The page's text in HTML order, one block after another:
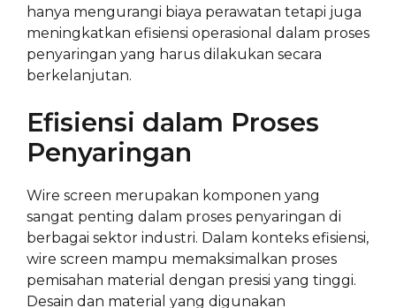
hanya mengurangi biaya perawatan tetapi juga
meningkatkan efisiensi operasional dalam proses
penyaringan yang harus dilakukan secara
berkelanjutan.
Efisiensi dalam Proses
Penyaringan
Wire screen merupakan komponen yang
sangat penting dalam proses penyaringan di
berbagai sektor industri. Dalam konteks efisiensi,
wire screen mampu memaksimalkan proses
pemisahan material dengan presisi yang tinggi.
Desain dan material yang digunakan